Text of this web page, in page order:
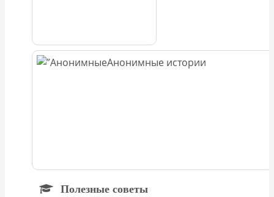
Анонимные истории
Полезные советы